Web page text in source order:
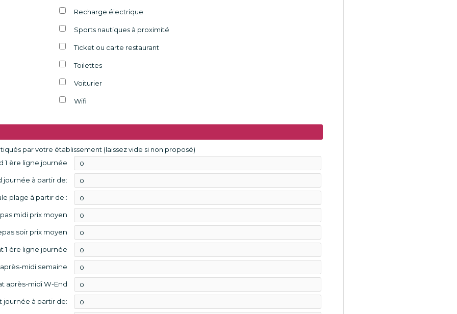
Recharge électrique
Sports nautiques à proximité
Ticket ou carte restaurant
Toilettes
Voiturier
Wifi
par votre établissement (laissez vide si non proposé)
1 ère ligne journée
journée à partir de:
plage à partir de :
midi prix moyen
soir prix moyen
1 ère ligne journée
midi semaine
après-midi W-End
journée à partir de: